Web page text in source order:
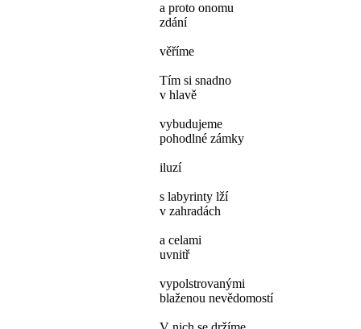
a proto onomu
zdání
věříme
Tím si snadno
v hlavě
vybudujeme
pohodlné zámky
iluzí
s labyrinty lží
v zahradách
a celami
uvnitř
vypolstrovanými
blaženou nevědomostí